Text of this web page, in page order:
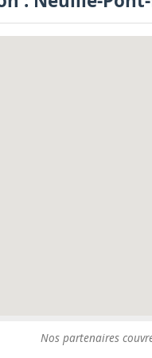
Nos partenaires